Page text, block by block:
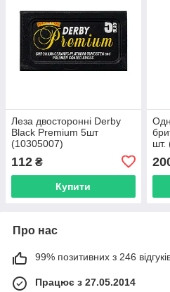
Леза двосторонні Derby
Black Premium 5шт
(10305007)
112 ₴
Купити
шт.
Про нас
99% позитивних з 246
Працює з 27.05.2014